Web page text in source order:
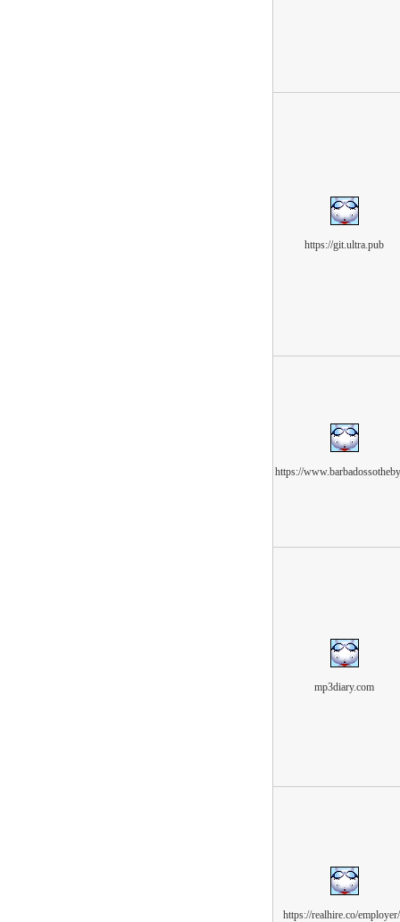
https://git.ultra.pub
https://
mp3diary.com
https://realhire.co/